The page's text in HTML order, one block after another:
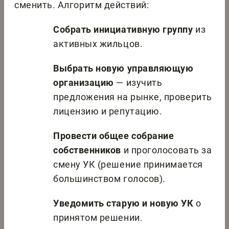
сменить. Алгоритм действий:
Собрать инициативную группу из
активных жильцов.
Выбрать новую управляющую
организацию — изучить
предложения на рынке, проверить
лицензию и репутацию.
Провести общее собрание
собственников и проголосовать за
смену УК (решение принимается
большинством голосов).
Уведомить старую и новую УК о
принятом решении.